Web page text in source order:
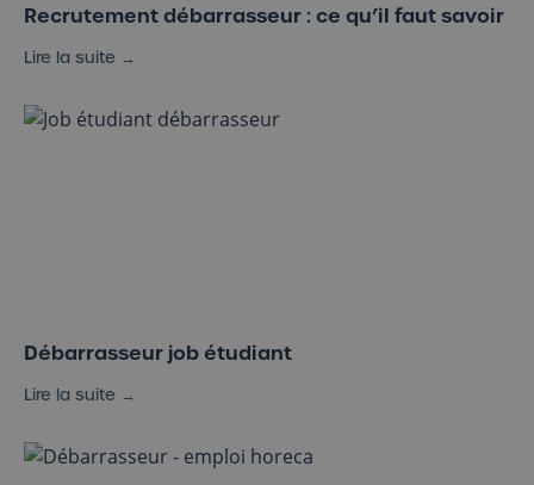
Recrutement débarrasseur : ce qu’il faut savoir
Lire la suite →
Débarrasseur job étudiant
Débarrasseur job étudiant
Lire la suite →
Offre d’emploi débarrasseur : tout savoir (H/F/X)